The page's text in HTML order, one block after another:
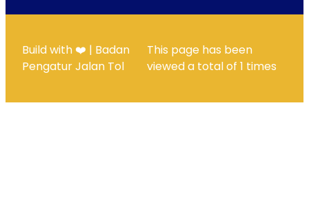
Build with ❤️ | Badan
Pengatur Jalan Tol
This page has been
viewed a total of1 times